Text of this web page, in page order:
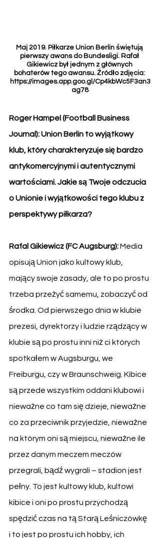
Maj 2019. Piłkarze Union Berlin świętują
pierwszy awans do Bundesligi. Rafał
Gikiewicz był jednym z głównych
bohaterów tego awansu. Źródło zdjęcia:
https://images.app.goo.gl/Cp4kbWc5F3an3
ag78
Roger Hampel (Football Business
Journal): Union Berlin to wyjątkowy
klub, który charakteryzuje się bardzo
antykomercyjnymi i autentycznymi
wartościami. Jakie są Twoje odczucia
o Unionie i wyjątkowości tego klubu z
perspektywy piłkarza?
Rafal Gikiewicz (FC Augsburg): Media
opisują Union jako kultowy klub,
mający swoje zasady, ale to po prostu
trzeba przeżyć samemu, zobaczyć od
środka. Od pierwszego dnia w klubie
prezesi, dyrektorzy i ludzie rządzący w
klubie są po prostu inni niż ci których
spotkałem w Augsburgu, we
Freiburgu, czy w Braunschweig. Kibice
są przede wszystkim oddani klubowi i
nieważne co tam się dzieje, nieważne
co za przeciwnik przyjedzie, nieważne
na którym oni są miejscu, nieważne ile
przez danym meczem meczów
przegrali, bądź wygrali – stadion jest
pełny. To jest kultowy klub, kultowi
kibice i oni po prostu przychodzą
spędzić czas na tą Starą Leśniczówkę
i to jest po prostu ich hobby, ich